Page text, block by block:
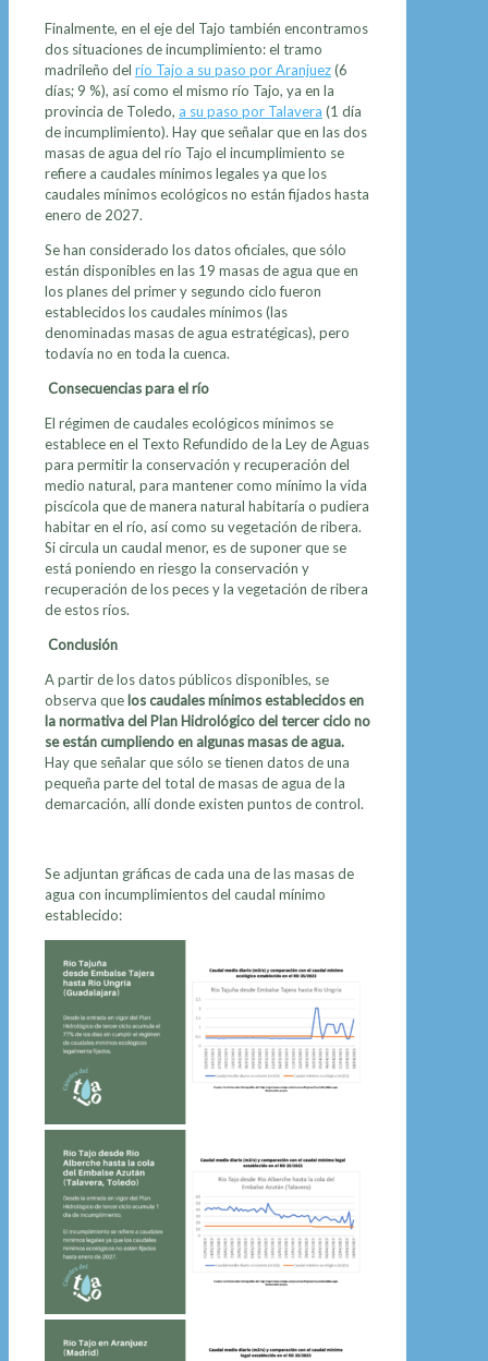
Finalmente, en el eje del Tajo también encontramos
dos situaciones de incumplimiento: el tramo
madrileño del río Tajo a su paso por Aranjuez(6
días; 9 %), así como el mismo río Tajo, ya en la
provincia de Toledo, a su paso por Talavera (1 día
de incumplimiento). Hay que señalar que en las dos
masas de agua del río Tajo el incumplimiento se
refiere a caudales mínimos legales ya que los
caudales mínimos ecológicos no están fijados hasta
enero de 2027.
Se han considerado los datos oficiales, que sólo
están disponibles en las 19 masas de agua que en
los planes del primer y segundo ciclo fueron
establecidos los caudales mínimos (las
denominadas masas de agua estratégicas), pero
todavía no en toda la cuenca.
Consecuencias para el río
El régimen de caudales ecológicos mínimos se
establece en el Texto Refundido de la Ley de Aguas
para permitir la conservación y recuperación del
medio natural, para mantener como mínimo la vida
piscícola que de manera natural habitaría o pudiera
habitar en el río, así como su vegetación de ribera.
Si circula un caudal menor, es de suponer que se
está poniendo en riesgo la conservación y
recuperación de los peces y la vegetación de ribera
de estos ríos.
Conclusión
A partir de los datos públicos disponibles, se
observa que los caudales mínimos establecidos en
la normativa del Plan Hidrológico del tercer ciclo no
se están cumpliendo en algunas masas de agua.
Hay que señalar que sólo se tienen datos de una
pequeña parte del total de masas de agua de la
demarcación, allí donde existen puntos de control.
Se adjuntan gráficas de cada una de las masas de
agua con incumplimientos del caudal mínimo
establecido: